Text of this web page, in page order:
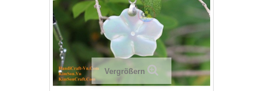
Vergrößern